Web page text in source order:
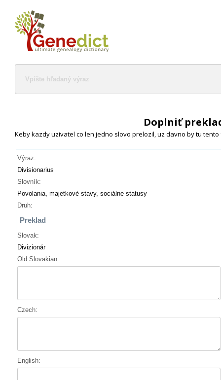
Doplniť
Keby kazdy uzivatel co len jedno slovo prelozil, uz davno by tu
Výraz:
Divisionarius
Slovník:
Povolania, majetkové stavy, sociálne statusy
Druh:
Preklad
Slovak:
Divizionár
Old Slovakian:
Czech:
English: